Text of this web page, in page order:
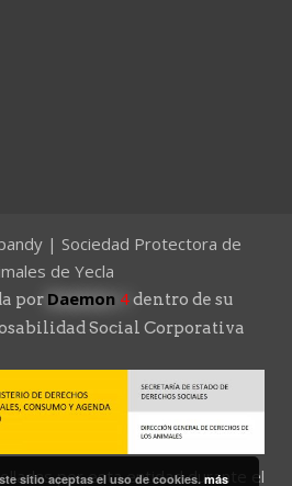
| Sociedad Protectora de
de Yecla
por Daemon 4dentro de su
Social Corporativa
por esta entidad durante el
sitio aceptas el uso de cookies.más